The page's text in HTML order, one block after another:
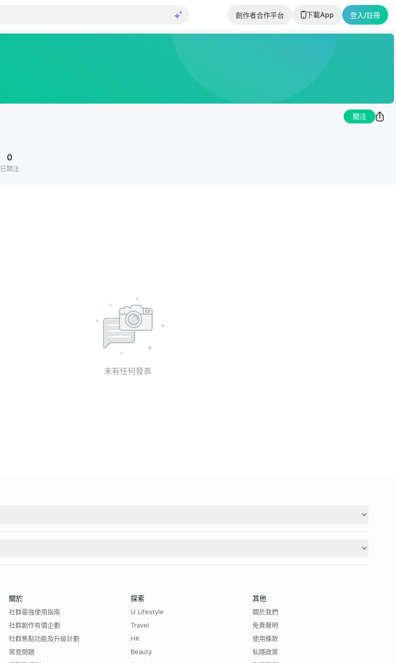
創作者合作平台 下載App 登入/註冊
關注
0
已關注
未有任何發表
關於
社群最強使用指南
社群創作有價企劃
社群焦點功能及升級計劃
常見問題
探索
U Lifestyle
Travel
HK
Beauty
其他
關於我們
免責聲明
使用條款
私隱政策